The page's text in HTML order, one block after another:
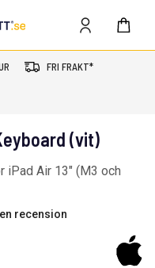
FRI FRAKT*
(vit)
iPad Air 13" (M3 och
recension